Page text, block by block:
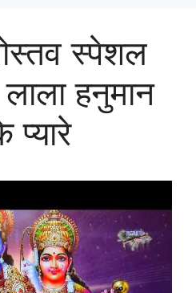
स्पेशल
हनुमान
प्यारे